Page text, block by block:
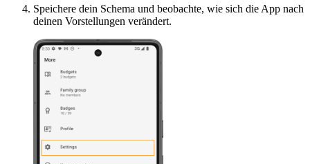
Speichere dein Schema und beobachte, wie sich die App nach
deinen Vorstellungen verändert.